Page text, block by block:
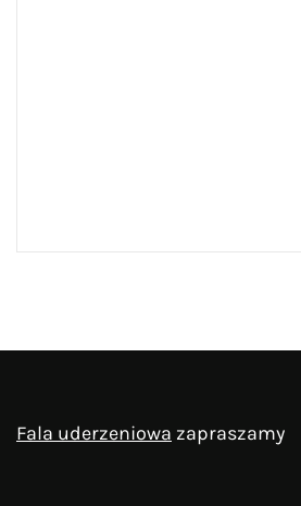
Fala uderzeniowa zapraszamy